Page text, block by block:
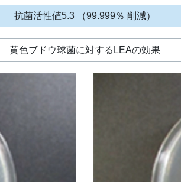
抗菌活性値5.3 （99.999％ 削減）
黄色ブドウ球菌に対するLEAの効果